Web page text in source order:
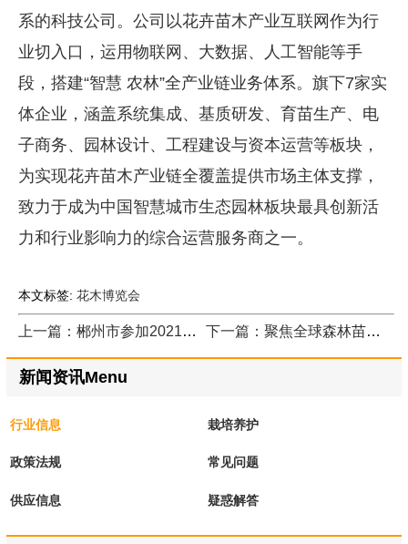
系的科技公司。公司以花卉苗木产业互联网作为行
业切入口，运用物联网、大数据、人工智能等手
段，搭建“智慧 农林”全产业链业务体系。旗下7家实
体企业，涵盖系统集成、基质研发、育苗生产、电
子商务、园林设计、工程建设与资本运营等板块，
为实现花卉苗木产业链全覆盖提供市场主体支撑，
致力于成为中国智慧城市生态园林板块最具创新活
力和行业影响力的综合运营服务商之一。
本文标签: 花木博览会
上一篇：郴州市参加2021年湖南省花木博览会获得多个奖项 下一篇：聚焦全球森林苗木现状及中国的生态贡献
新闻资讯Menu
行业信息 栽培养护
政策法规 常见问题
供应信息 疑惑解答